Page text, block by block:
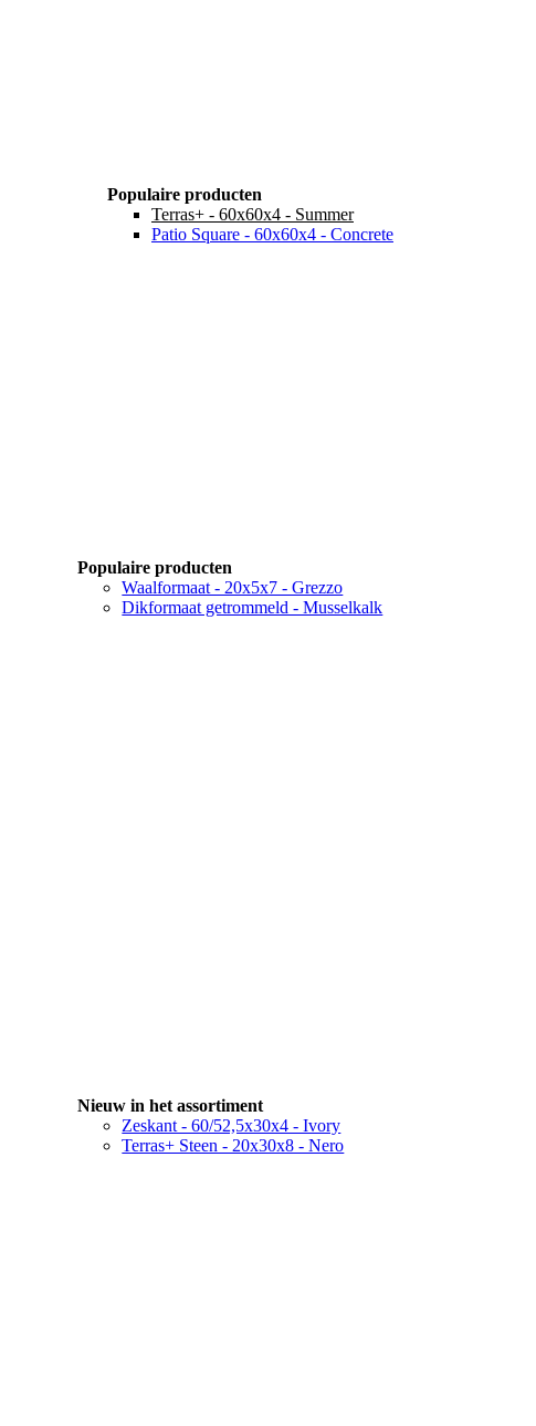
Populaire producten
Terras+ - 60x60x4 - Summer
Patio Square - 60x60x4 - Concrete
Populaire producten
Waalformaat - 20x5x7 - Grezzo
Dikformaat getrommeld - Musselkalk
Nieuw in het assortiment
Zeskant - 60/52,5x30x4 - Ivory
Terras+ Steen - 20x30x8 - Nero